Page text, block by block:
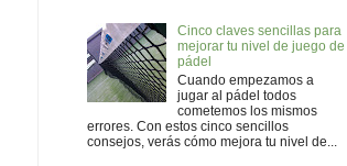
Cinco claves sencillas para
mejorar tu nivel de juego de
pádel
Cuando empezamos a
jugar al pádel todos
cometemos los mismos
errores. Con estos cinco sencillos
consejos, verás cómo mejora tu nivel de...